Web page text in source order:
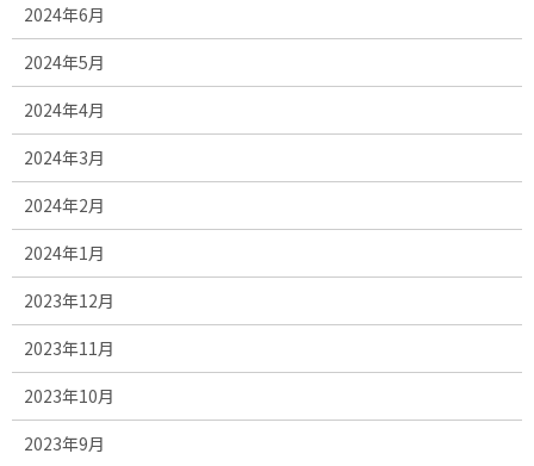
2024年6月
2024年5月
2024年4月
2024年3月
2024年2月
2024年1月
2023年12月
2023年11月
2023年10月
2023年9月